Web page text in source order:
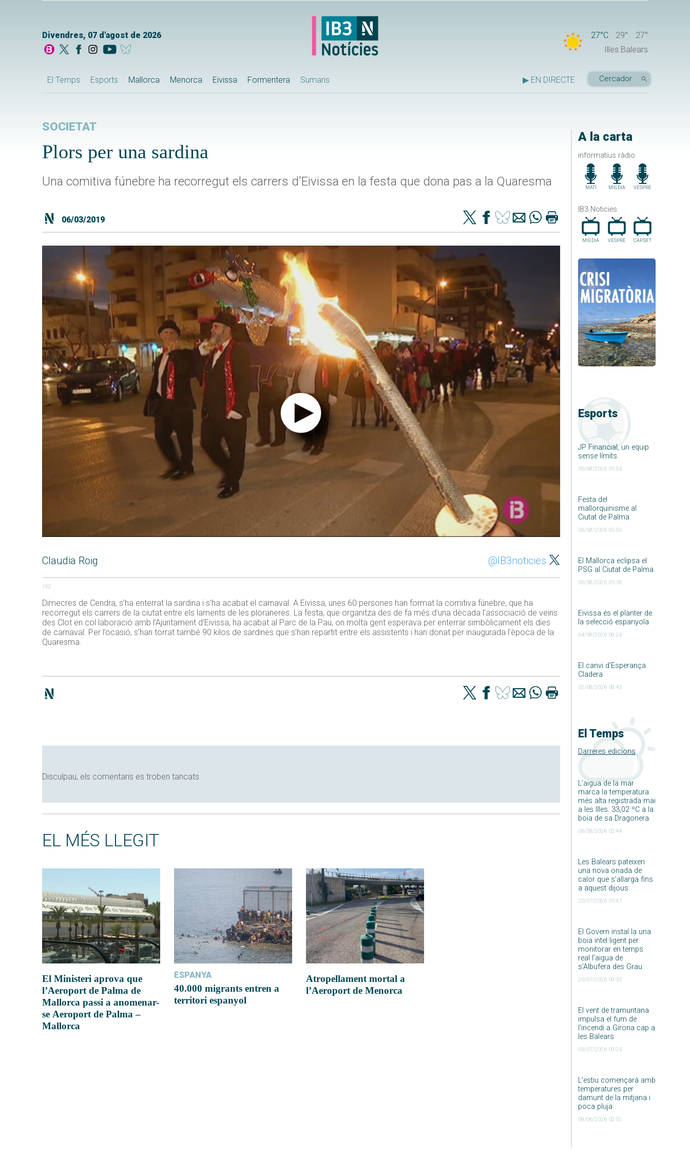
Divendres, 07 d'agost de 2026 27°C 29°
27°
Illes Balears
El Temps Esports Mallorca Menorca Eivissa Formentera Sumaris ▶ EN DIRECTE
A la carta
informatius ràdio
MATÍ MIGDIA VESPRE
IB3 Noticies
MIGDIA VESPRE CAP.SET
Esports
JP Financial, un equip
sense límits
06/08/2026 05:54
Festa del
mallorquinisme al
Ciutat de Palma
06/08/2026 05:50
El Mallorca eclipsa el
PSG al Ciutat de Palma
06/08/2026 05:36
Eivissa és el planter de
la selecció espanyola
04/08/2026 08:24
El canvi d’Esperança
Cladera
02/08/2026 08:43
El Temps
Darreres edicions
L’aigua de la mar
marca la temperatura
més alta registrada mai
a les Illes: 33,02 ºC a la
boia de sa Dragonera
06/08/2026 02:44
Les Balears pateixen
una nova onada de
calor que s’allarga fins
a aquest dijous
20/07/2026 03:47
El Govern instal·la una
boia intel·ligent per
monitorar en temps
real l’aigua de
s’Albufera des Grau
20/07/2026 09:33
El vent de tramuntana
impulsa el fum de
l’incendi a Girona cap a
les Balears
03/07/2026 09:24
L’estiu començarà amb
temperatures per
damunt de la mitjana i
poca pluja
09/06/2026 02:52
SOCIETAT
Plors per una sardina
Una comitiva fúnebre ha recorregut els carrers d'Eivissa en la festa que dona pas a la Quaresma
06/03/2019
Claudia Roig @IB3noticies
162
Dimecres de Cendra, s’ha enterrat la sardina i s’ha acabat el carnaval. A Eivissa, unes 60 persones han format la comitiva fúnebre, que ha
recorregut els carrers de la ciutat entre els laments de les ploraneres. La festa, que organitza des de fa més d’una dècada l’associació de veïns
des Clot en col·laboració amb l’Ajuntament d’Eivissa, ha acabat al Parc de la Pau, on molta gent esperava per enterrar simbòlicament els dies
de carnaval. Per l’ocasió, s’han torrat també 90 kilos de sardines que s’han repartit entre els assistents i han donat per inaugurada l’època de la
Quaresma.
Disculpau, els comentaris es troben tancats
EL MÉS LLEGIT
El Ministeri aprova que
l’Aeroport de Palma de
Mallorca passi a anomenar-
se Aeroport de Palma –
Mallorca
ESPANYA
40.000 migrants entren a
territori espanyol
Atropellament mortal a
l’Aeroport de Menorca